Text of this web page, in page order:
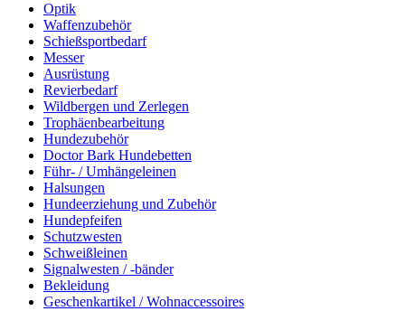
Optik
Waffenzubehör
Schießsportbedarf
Messer
Ausrüstung
Revierbedarf
Wildbergen und Zerlegen
Trophäenbearbeitung
Hundezubehör
Doctor Bark Hundebetten
Führ- / Umhängeleinen
Halsungen
Hundeerziehung und Zubehör
Hundepfeifen
Schutzwesten
Schweißleinen
Signalwesten / -bänder
Bekleidung
Geschenkartikel / Wohnaccessoires